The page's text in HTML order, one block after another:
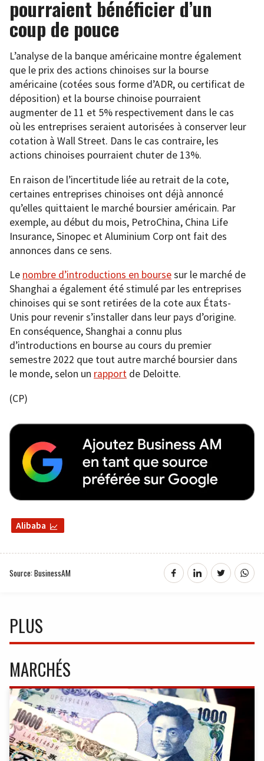
pourraient bénéficier d’un
coup de pouce
L’analyse de la banque américaine montre également
que le prix des actions chinoises sur la bourse
américaine (cotées sous forme d’ADR, ou certificat de
déposition) et la bourse chinoise pourraient
augmenter de 11 et 5% respectivement dans le cas
où les entreprises seraient autorisées à conserver leur
cotation à Wall Street. Dans le cas contraire, les
actions chinoises pourraient chuter de 13%.
En raison de l’incertitude liée au retrait de la cote,
certaines entreprises chinoises ont déjà annoncé
qu’elles quittaient le marché boursier américain. Par
exemple, au début du mois, PetroChina, China Life
Insurance, Sinopec et Aluminium Corp ont fait des
annonces dans ce sens.
Le nombre d’introductions en boursesur le marché de
Shanghai a également été stimulé par les entreprises
chinoises qui se sont retirées de la cote aux États-
Unis pour revenir s’installer dans leur pays d’origine.
En conséquence, Shanghai a connu plus
d’introductions en bourse au cours du premier
semestre 2022 que tout autre marché boursier dans
le monde, selon un rapport de Deloitte.
(CP)
Alibaba
Source: BusinessAM
PLUS
MARCHÉS